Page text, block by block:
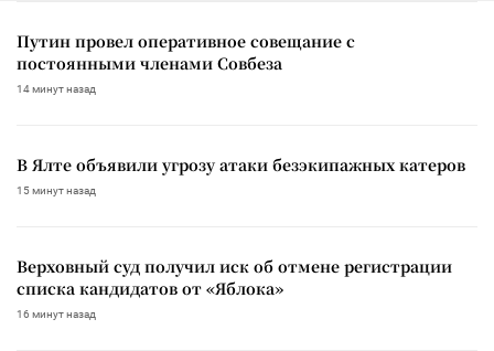
Путин провел оперативное совещание с
постоянными членами Совбеза
14 минут назад
В Ялте объявили угрозу атаки безэкипажных катеров
15 минут назад
Верховный суд получил иск об отмене регистрации
списка кандидатов от «Яблока»
16 минут назад